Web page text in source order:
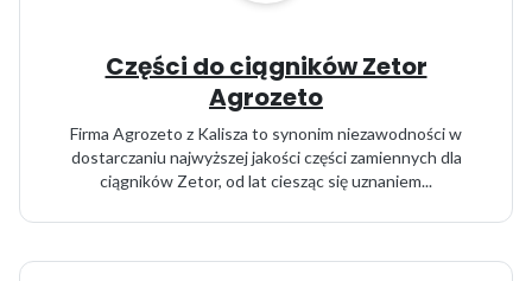
Części do ciągników Zetor
Agrozeto
Firma Agrozeto z Kalisza to synonim niezawodności w
dostarczaniu najwyższej jakości części zamiennych dla
ciągników Zetor, od lat ciesząc się uznaniem...